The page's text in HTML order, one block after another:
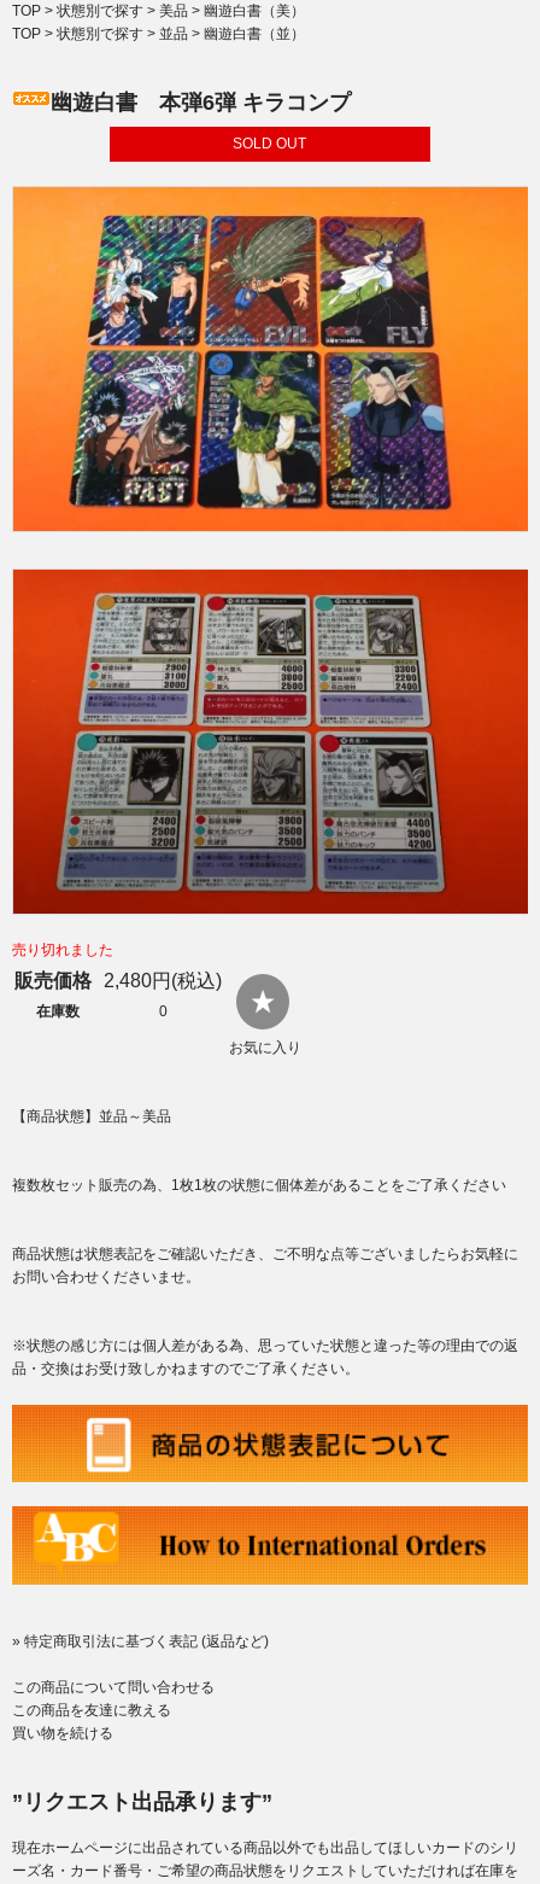
TOP > 状態別で探す > 美品 > 幽遊白書（美）
TOP > 状態別で探す > 並品 > 幽遊白書（並）
幽遊白書 本弾6弾 キラコンプ
SOLD OUT
売り切れました
販売価格 2,480円(税込)
在庫数 0
お気に入り
【商品状態】並品～美品
複数枚セット販売の為、1枚1枚の状態に個体差があることをご了承ください
商品状態は状態表記をご確認いただき、ご不明な点等ございましたらお気軽に
お問い合わせくださいませ。
※状態の感じ方には個人差がある為、思っていた状態と違った等の理由での返
品・交換はお受け致しかねますのでご了承ください。
» 特定商取引法に基づく表記 (返品など)
この商品について問い合わせる
この商品を友達に教える
買い物を続ける
”リクエスト出品承ります”
現在ホームページに出品されている商品以外でも出品してほしいカードのシリ
ーズ名・カード番号・ご希望の商品状態をリクエストしていただければ在庫を